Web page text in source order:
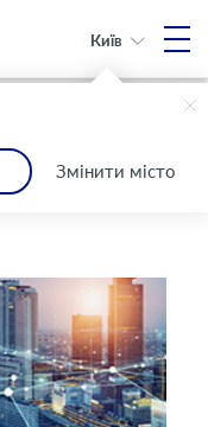
Змінити місто
Київ